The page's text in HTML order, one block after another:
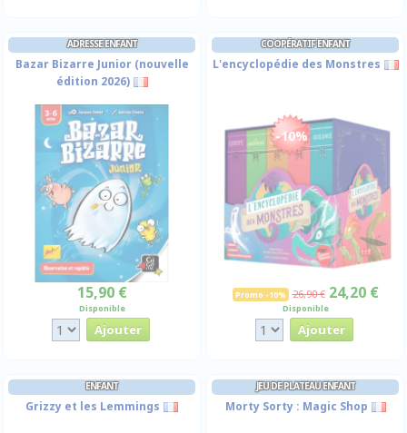
ADRESSE ENFANT
Bazar Bizarre Junior (nouvelle
édition 2026)
15,90 €
Disponible
COOPÉRATIF ENFANT
L'encyclopédie des Monstres
-10%
Promo -10% 26,90 € 24,20 €
Disponible
ENFANT
Grizzy et les Lemmings
JEU DE PLATEAU ENFANT
Morty Sorty : Magic Shop